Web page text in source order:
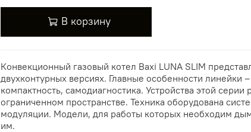
В корзину
Конвекционный газовый котел Baxi LUNA SLIM
двухконтурных версиях. Главные особенности линейки
компактность, самодиагностика. Устройства этой
ограниченном пространстве. Техника оборудована
модуляции. Модели, для работы которых необходим
им.